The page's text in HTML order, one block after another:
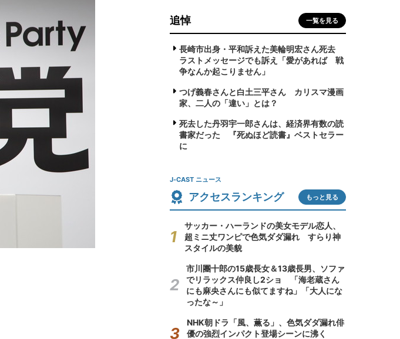
追悼 一覧を見る
長崎市出身・平和訴えた美輪明宏さん死去
ラストメッセージでも訴え「愛があれば 戦
争なんか起こりません」
つげ義春さんと白土三平さん カリスマ漫画
家、二人の「違い」とは？
死去した丹羽宇一郎さんは、経済界有数の読
書家だった 『死ぬほど読書』ベストセラー
に
J-CAST ニュース
アクセスランキング もっと見る
サッカー・ハーランドの美女モデル恋人、
超ミニ丈ワンピで色気ダダ漏れ すらり神
スタイルの美貌
市川團十郎の15歳長女＆13歳長男、ソファ
でリラックス仲良し2ショ 「海老蔵さん
にも麻央さんにも似てますね」「大人にな
ったな～」
NHK朝ドラ「風、薫る」、色気ダダ漏れ俳
優の強烈インパクト登場シーンに沸く